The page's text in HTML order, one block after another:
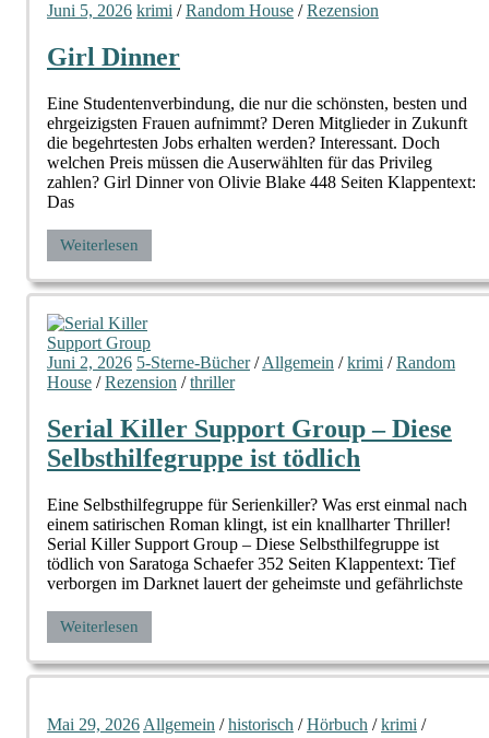
Juni 5, 2026 krimi /Random House /Rezension
Girl Dinner
Eine Studentenverbindung, die nur die schönsten, besten und
ehrgeizigsten Frauen aufnimmt? Deren Mitglieder in Zukunft
die begehrtesten Jobs erhalten werden? Interessant. Doch
welchen Preis müssen die Auserwählten für das Privileg
zahlen? Girl Dinner von Olivie Blake 448 Seiten Klappentext:
Das
Weiterlesen
Juni 2, 2026 5-Sterne-Bücher/Allgemein /krimi /Random
House /Rezension /thriller
Serial Killer Support Group – Diese
Selbsthilfegruppe ist tödlich
Eine Selbsthilfegruppe für Serienkiller? Was erst einmal nach
einem satirischen Roman klingt, ist ein knallharter Thriller!
Serial Killer Support Group – Diese Selbsthilfegruppe ist
tödlich von Saratoga Schaefer 352 Seiten Klappentext: Tief
verborgen im Darknet lauert der geheimste und gefährlichste
Weiterlesen
Mai 29, 2026 Allgemein /historisch /Hörbuch /krimi /